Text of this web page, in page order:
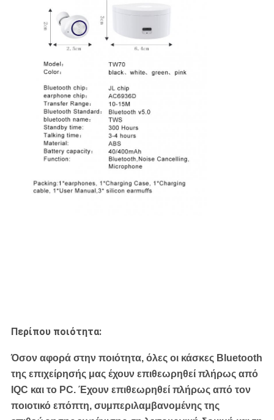
Περίπου ποιότητα:
Όσον αφορά στην ποιότητα, όλες οι κάσκες Bluetooth
της επιχείρησής μας έχουν επιθεωρηθεί πλήρως από
IQC και το PC. Έχουν επιθεωρηθεί πλήρως από τον
ποιοτικό επόπτη, συμπεριλαμβανομένης της